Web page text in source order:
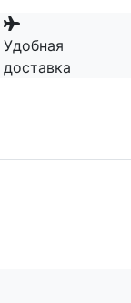
Удобная
доставка